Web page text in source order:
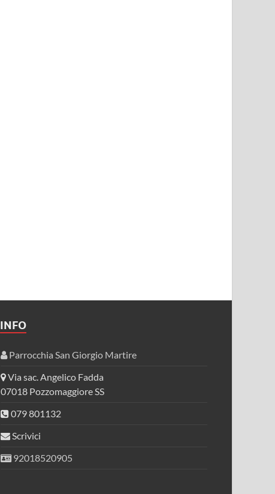
INFO
Parrocchia San Giorgio Martire
Via sac. Angelico Fadda
07018 Pozzomaggiore SS
079 801132
Scrivici
92018520905